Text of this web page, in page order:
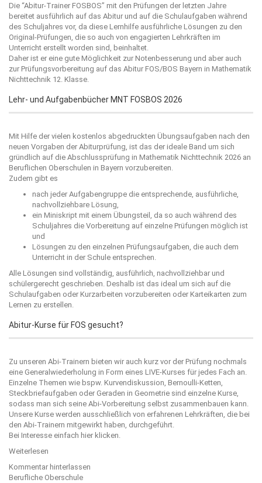
Die “Abitur-Trainer FOSBOS” mit den Prüfungen der letzten Jahre
bereitet ausführlich auf das Abitur und auf die Schulaufgaben während
des Schuljahres vor, da diese Lernhilfe ausführliche Lösungen zu den
Original-Prüfungen, die so auch von engagierten Lehrkräften im
Unterricht erstellt worden sind, beinhaltet.
Daher ist er eine gute Möglichkeit zur Notenbesserung und aber auch
zur Prüfungsvorbereitung auf das Abitur FOS/BOS Bayern in Mathematik
Nichttechnik 12. Klasse.
Lehr- und Aufgabenbücher MNT FOSBOS 2026
Mit Hilfe der vielen kostenlos abgedruckten Übungsaufgaben nach den
neuen Vorgaben der Abiturprüfung, ist das der ideale Band um sich
gründlich auf die Abschlussprüfung in Mathematik Nichttechnik 2026 an
Beruflichen Oberschulen in Bayern vorzubereiten.
Zudem gibt es
nach jeder Aufgabengruppe die entsprechende, ausführliche,
nachvollziehbare Lösung,
ein Miniskript mit einem Übungsteil, da so auch während des
Schuljahres die Vorbereitung auf einzelne Prüfungen möglich ist
und
Lösungen zu den einzelnen Prüfungsaufgaben, die auch dem
Unterricht in der Schule entsprechen.
Alle Lösungen sind vollständig, ausführlich, nachvollziehbar und
schülergerecht geschrieben. Deshalb ist das ideal um sich auf die
Schulaufgaben oder Kurzarbeiten vorzubereiten oder Karteikarten zum
Lernen zu erstellen.
Abitur-Kurse für FOS gesucht?
Zu unseren Abi-Trainern bieten wir auch kurz vor der Prüfung nochmals
eine Generalwiederholung in Form eines LIVE-Kurses für jedes Fach an.
Einzelne Themen wie bspw. Kurvendiskussion, Bernoulli-Ketten,
Steckbriefaufgaben oder Geraden in Geometrie sind einzelne Kurse,
sodass man sich seine Abi-Vorbereitung selbst zusammenbauen kann.
Unsere Kurse werden ausschließlich von erfahrenen Lehrkräften, die bei
den Abi-Trainern mitgewirkt haben, durchgeführt.
Bei Interesse einfach hier klicken.
Weiterlesen
Kommentar hinterlassen
Berufliche Oberschule